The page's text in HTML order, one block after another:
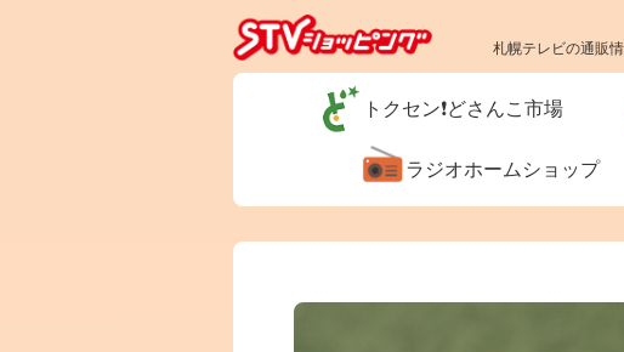
札幌テレビの通販
トクセン❗どさんこ市場
ラジオホームショップ